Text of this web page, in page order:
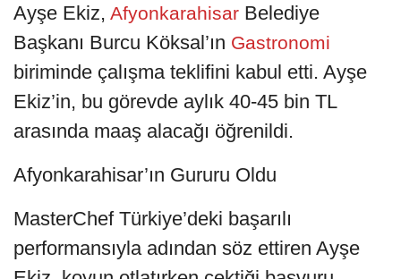
Ayşe Ekiz, Afyonkarahisar Belediye
Başkanı Burcu Köksal’ın Gastronomi
biriminde çalışma teklifini kabul etti. Ayşe
Ekiz’in, bu görevde aylık 40-45 bin TL
arasında maaş alacağı öğrenildi.
Afyonkarahisar’ın Gururu Oldu
MasterChef Türkiye’deki başarılı
performansıyla adından söz ettiren Ayşe